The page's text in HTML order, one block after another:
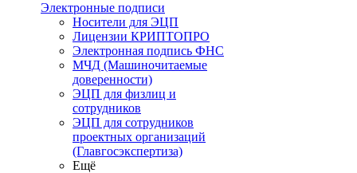
Электронные подписи
Носители для ЭЦП
Лицензии КРИПТОПРО
Электронная подпись ФНС
МЧД (Машиночитаемые
доверенности)
ЭЦП для физлиц и
сотрудников
ЭЦП для сотрудников
проектных организаций
(Главгосэкспертиза)
Ещё